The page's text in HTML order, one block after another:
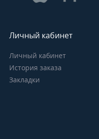
Личный кабинет
Личный кабинет
История заказа
Закладки